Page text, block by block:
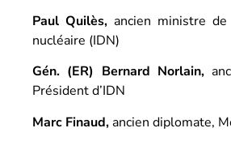
Paul Quilès, ancien ministre
nucléaire (IDN)
Gén. (ER) Bernard Norlain,
Président d’IDN
Marc Finaud,ancien diplomate,